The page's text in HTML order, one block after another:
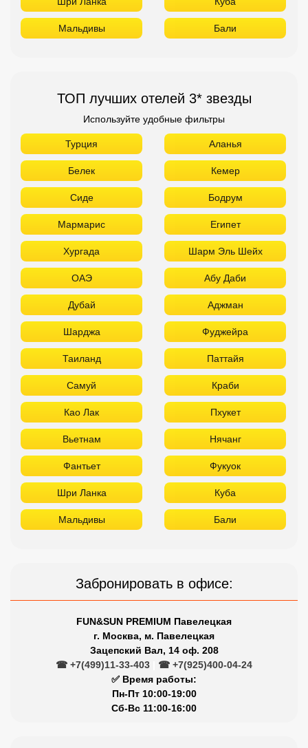
Мальдивы Бали
ТОП лучших отелей 3* звезды
Используйте удобные фильтры
Турция Аланья
Белек Кемер
Сиде Бодрум
Мармарис Египет
Хургада Шарм Эль Шейх
ОАЭ Абу Даби
Дубай Аджман
Шарджа Фуджейра
Таиланд Паттайя
Самуй Краби
Као Лак Пхукет
Вьетнам Нячанг
Фантьет Фукуок
Шри Ланка Куба
Мальдивы Бали
Забронировать в офисе:
FUN&SUN PREMIUM Павелецкая
г. Москва, м. Павелецкая
Зацепский Вал, 14 оф. 208
☎ +7(499)11-33-403
☎ +7(925)400-04-24
✅ Время работы:
Пн-Пт 10:00-19:00
Сб-Вс 11:00-16:00